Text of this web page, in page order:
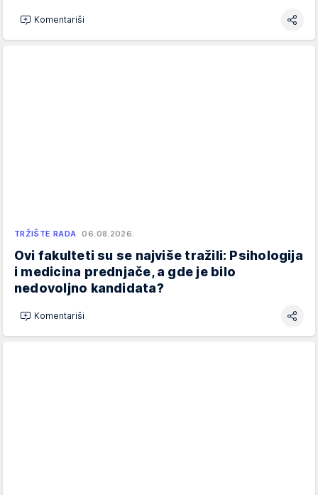
Komentariši
TRŽIŠTE RADA 06.08.2026.
Ovi fakulteti su se najviše tražili: Psihologija
i medicina prednjače, a gde je bilo
nedovoljno kandidata?
Komentariši